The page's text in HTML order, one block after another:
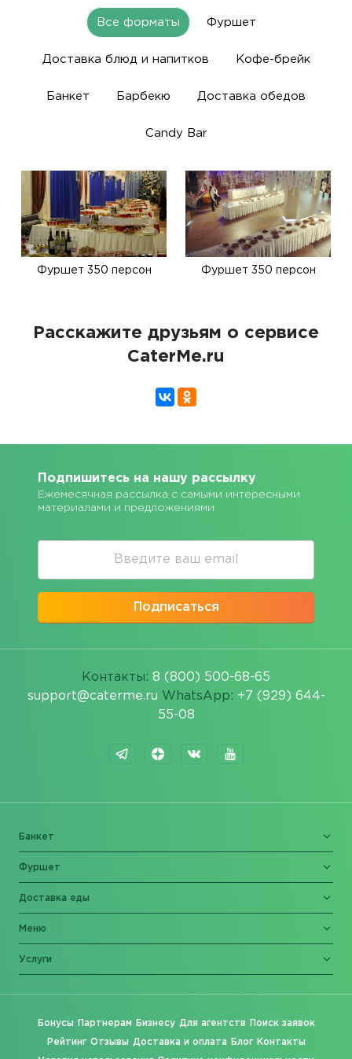
Все форматы Фуршет
Доставка блюд и напитков Кофе-брейк
Банкет Барбекю Доставка обедов
Candy Bar
Фуршет 350 персон Фуршет 350 персон
Расскажите друзьям о сервисе
CaterMe.ru
Подпишитесь на нашу рассылку
Ежемесячная рассылка с самыми интересными
материалами и предложениями
Подписаться
Контакты: 8 (800) 500-68-65
support@caterme.ru WhatsApp: +7 (929) 644-
55-08
Банкет
Фуршет
Доставка еды
Меню
Услуги
Бонусы Партнерам Бизнесу Для агентств Поиск заявок
Рейтинг Отзывы Доставка и оплата Блог Контакты